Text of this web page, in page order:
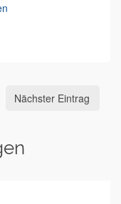
Nächster Eintrag